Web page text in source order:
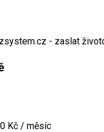
- zaslat
Kč / měsíc